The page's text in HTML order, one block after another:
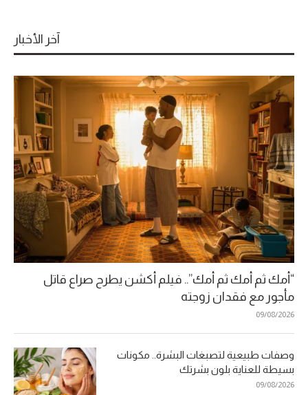
آخر الأخبار
“أمك ثم أمك ثم أمك”.. فيلم أكشن يطرح صراع قاتل
مأجور مع فقدان زوجته
09/08/2026
وصفات طبيعية لتصبغات البشرة.. مكونات
بسيطة للعناية بلون بشرتك
09/08/2026